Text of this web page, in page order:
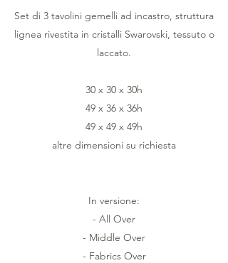
Set di 3 tavolini gemelli ad incastro, struttura
lignea rivestita in cristalli Swarovski, tessuto o
laccato.
30 x 30 x 30h
49 x 36 x 36h
49 x 49 x 49h
altre dimensioni su richiesta
In versione:
- All Over
- Middle Over
- Fabrics Over